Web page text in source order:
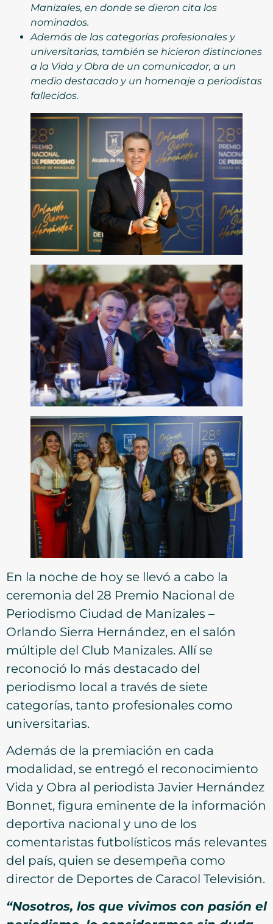
Manizales, en donde se dieron cita los
nominados.
Además de las categorías profesionales y
universitarias, también se hicieron distinciones
a la Vida y Obra de un comunicador, a un
medio destacado y un homenaje a periodistas
fallecidos.
En la noche de hoy se llevó a cabo la
ceremonia del 28 Premio Nacional de
Periodismo Ciudad de Manizales –
Orlando Sierra Hernández, en el salón
múltiple del Club Manizales. Allí se
reconoció lo más destacado del
periodismo local a través de siete
categorías, tanto profesionales como
universitarias.
Además de la premiación en cada
modalidad, se entregó el reconocimiento
Vida y Obra al periodista Javier Hernández
Bonnet, figura eminente de la información
deportiva nacional y uno de los
comentaristas futbolísticos más relevantes
del país, quien se desempeña como
director de Deportes de Caracol Televisión.
“Nosotros, los que vivimos con pasión el